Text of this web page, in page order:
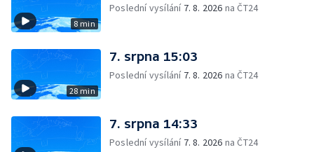
8 min
Poslední vysílání 7. 8. 2026 na ČT24
28 min
7. srpna 15:03
Poslední vysílání 7. 8. 2026 na ČT24
7. srpna 14:33
Poslední vysílání 7. 8. 2026 na ČT24